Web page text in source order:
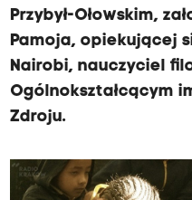
Przybył-Ołowskim,
Pamoja, opiekującej
Nairobi, nauczyciel
Ogólnokształcącym
Zdroju.